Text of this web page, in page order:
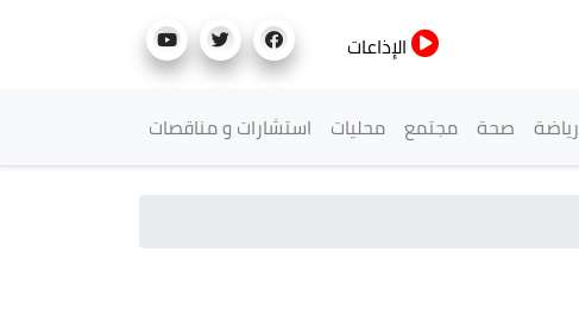
الإذاعات
رياضة صحة مجتمع محليات استشارات و مناقصات